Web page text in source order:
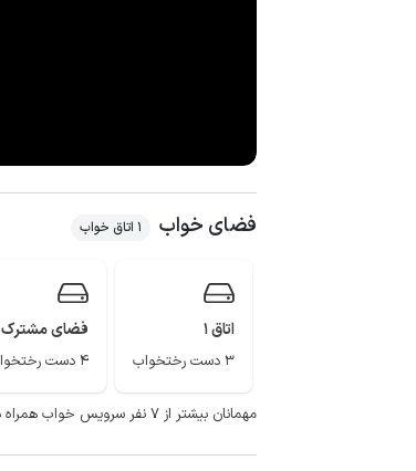
فضای خواب 1 اتاق خواب
اتاق 1
3 دست رختخواب
فضای مشترک
4 دست رختخواب
مهمانان بیشتر از ۷ نفر سرویس خواب همراه داشته باشند.